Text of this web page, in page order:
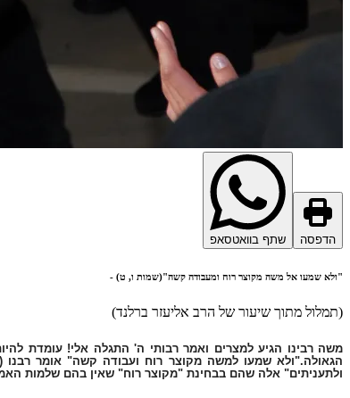
הדפסה שתף בוואטסאפ
"ולא שמעו אל משה מקוצר רוח ומעבודה קשה"(שמות ו, ט) -
(תמלול מתוך שיעור של הרב אליעזר ברלנד)
משה רבינו הגיע למצרים ואמר רבותי ה' התגלה אלי! עומדת
הגאולה."ולא שמעו למשה מקוצר רוח ועבודה קשה" אומר
ולתעניתים" אלה שהם בבחינת "מקוצר רוח" שאין בהם שלמות